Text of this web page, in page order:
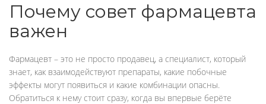
Почему совет фармацевта
важен
Фармацевт – это не просто продавец, а специалист, который
знает, как взаимодействуют препараты, какие побочные
эффекты могут появиться и какие комбинации опасны.
Обратиться к нему стоит сразу, когда вы впервые берёте